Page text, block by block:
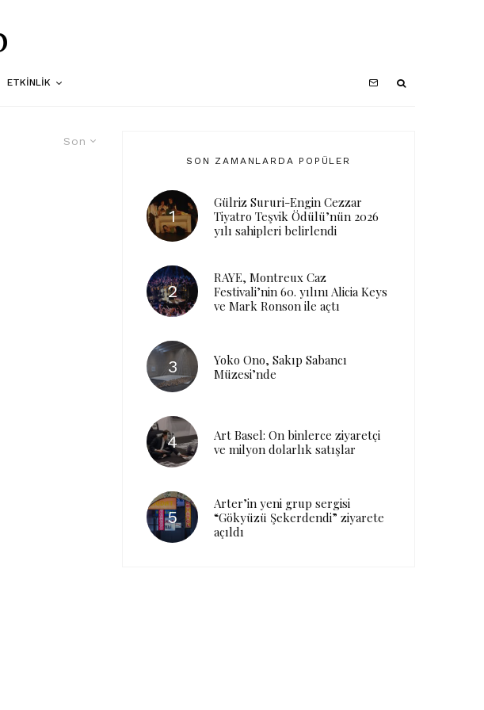
ETKINLIK
Son
SON ZAMANLARDA POPÜLER
Gülriz Sururi-Engin Cezzar
Tiyatro Teşvik Ödülü’nün 2026
yılı sahipleri belirlendi
RAYE, Montreux Caz
Festivali’nin 60. yılını Alicia Keys
ve Mark Ronson ile açtı
Yoko Ono, Sakıp Sabancı
Müzesi’nde
Art Basel: On binlerce ziyaretçi
ve milyon dolarlık satışlar
Arter’in yeni grup sergisi
“Gökyüzü Şekerdendi” ziyarete
açıldı